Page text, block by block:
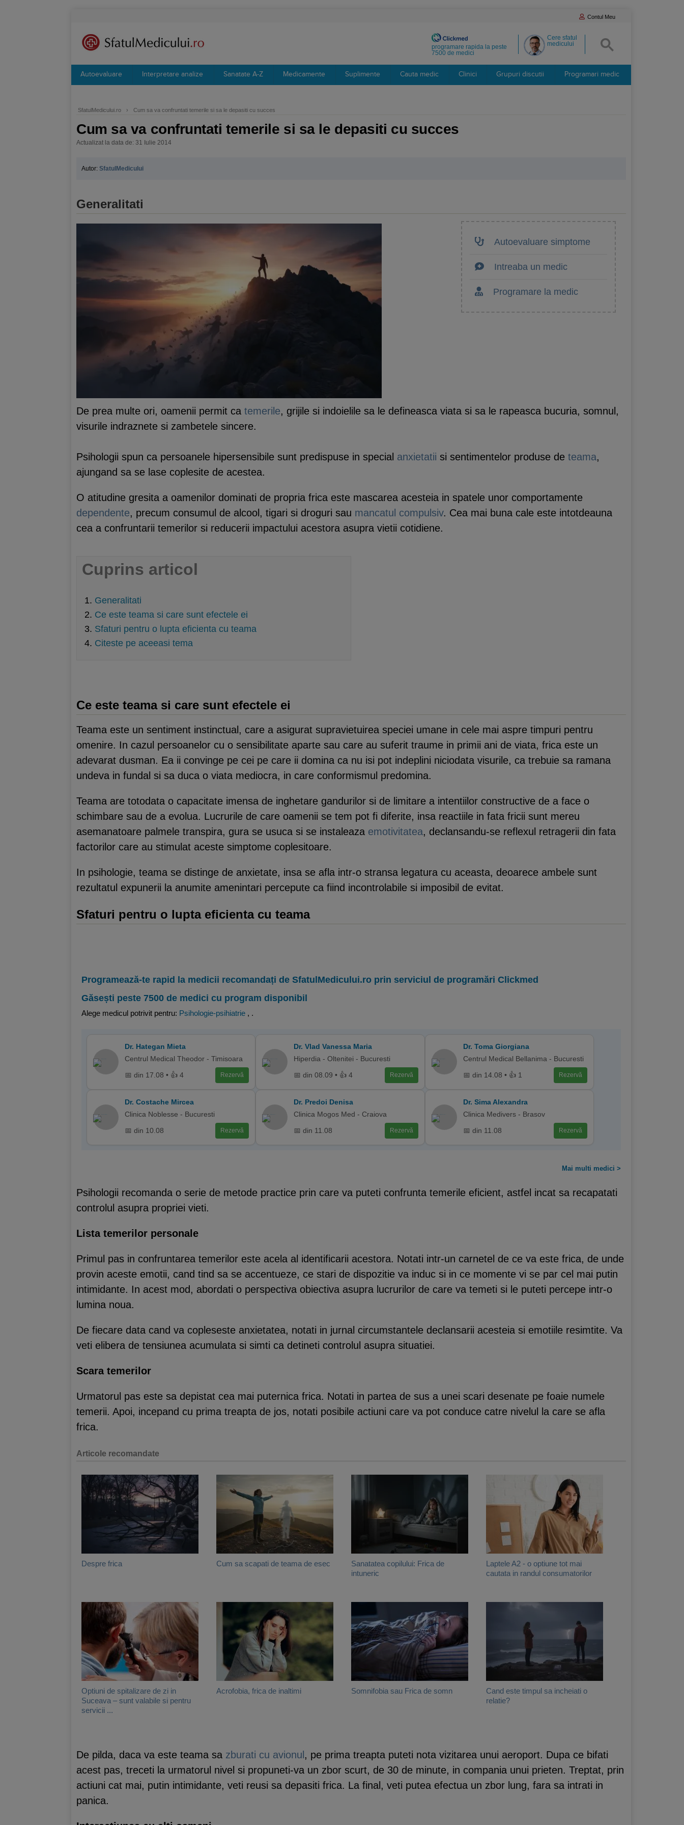
Contul Meu
Cere sfatul
medicului
programare rapida la peste
7500 de medici
Autoevaluare Interpretare analize Sanatate A-Z Medicamente Suplimente Cauta medic Clinici Grupuri discutii Programari medic
SfatulMedicului.ro › Cum sa va confruntati temerile si sa le depasiti cu succes
Cum sa va confruntati temerile si sa le depasiti cu succes
Actualizat la data de: 31 Iulie 2014
Autor: SfatulMedicului
Generalitati
Autoevaluare simptome
Intreaba un medic
Programare la medic
De prea multe ori, oamenii permit ca temerile, grijile si indoielile sa le defineasca viata si sa le rapeasca bucuria, somnul,
visurile indraznete si zambetele sincere.
Psihologii spun ca persoanele hipersensibile sunt predispuse in special anxietatii si sentimentelor produse de teama,
ajungand sa se lase coplesite de acestea.
O atitudine gresita a oamenilor dominati de propria frica este mascarea acesteia in spatele unor comportamente
dependente, precum consumul de alcool, tigari si droguri sau mancatul compulsiv. Cea mai buna cale este intotdeauna
cea a confruntarii temerilor si reducerii impactului acestora asupra vietii cotidiene.
Cuprins articol
Generalitati
Ce este teama si care sunt efectele ei
Sfaturi pentru o lupta eficienta cu teama
Citeste pe aceeasi tema
Ce este teama si care sunt efectele ei
Teama este un sentiment instinctual, care a asigurat supravietuirea speciei umane in cele mai aspre timpuri pentru
omenire. In cazul persoanelor cu o sensibilitate aparte sau care au suferit traume in primii ani de viata, frica este un
adevarat dusman. Ea ii convinge pe cei pe care ii domina ca nu isi pot indeplini niciodata visurile, ca trebuie sa ramana
undeva in fundal si sa duca o viata mediocra, in care conformismul predomina.
Teama are totodata o capacitate imensa de inghetare gandurilor si de limitare a intentiilor constructive de a face o
schimbare sau de a evolua. Lucrurile de care oamenii se tem pot fi diferite, insa reactiile in fata fricii sunt mereu
asemanatoare palmele transpira, gura se usuca si se instaleaza emotivitatea, declansandu-se reflexul retragerii din fata
factorilor care au stimulat aceste simptome coplesitoare.
In psihologie, teama se distinge de anxietate, insa se afla intr-o stransa legatura cu aceasta, deoarece ambele sunt
rezultatul expunerii la anumite amenintari percepute ca fiind incontrolabile si imposibil de evitat.
Sfaturi pentru o lupta eficienta cu teama
Programează-te rapid la medicii recomandați de SfatulMedicului.ro prin serviciul de programări Clickmed
Găsești peste 7500 de medici cu program disponibil
Alege medicul potrivit pentru: Psihologie-psihiatrie , .
Dr. Hategan Mieta
Centrul Medical Theodor - Timisoara
📅 din 17.08 • 👍 4 Rezervă
Dr. Vlad Vanessa Maria
Hiperdia - Oltenitei - Bucuresti
📅 din 08.09 • 👍 4 Rezervă
Dr. Toma Giorgiana
Centrul Medical Bellanima - Bucuresti
📅 din 14.08 • 👍 1 Rezervă
Dr. Costache Mircea
Clinica Noblesse - Bucuresti
📅 din 10.08 Rezervă
Dr. Predoi Denisa
Clinica Mogos Med - Craiova
📅 din 11.08 Rezervă
Dr. Sima Alexandra
Clinica Medivers - Brasov
📅 din 11.08 Rezervă
Mai multi medici >
Psihologii recomanda o serie de metode practice prin care va puteti confrunta temerile eficient, astfel incat sa recapatati
controlul asupra propriei vieti.
Lista temerilor personale
Primul pas in confruntarea temerilor este acela al identificarii acestora. Notati intr-un carnetel de ce va este frica, de unde
provin aceste emotii, cand tind sa se accentueze, ce stari de dispozitie va induc si in ce momente vi se par cel mai putin
intimidante. In acest mod, abordati o perspectiva obiectiva asupra lucrurilor de care va temeti si le puteti percepe intr-o
lumina noua.
De fiecare data cand va copleseste anxietatea, notati in jurnal circumstantele declansarii acesteia si emotiile resimtite. Va
veti elibera de tensiunea acumulata si simti ca detineti controlul asupra situatiei.
Scara temerilor
Urmatorul pas este sa depistat cea mai puternica frica. Notati in partea de sus a unei scari desenate pe foaie numele
temerii. Apoi, incepand cu prima treapta de jos, notati posibile actiuni care va pot conduce catre nivelul la care se afla
frica.
Articole recomandate
Despre frica Cum sa scapati de teama de esec
Sanatatea copilului: Frica de
intuneric
Laptele A2 - o optiune tot mai
cautata in randul consumatorilor
Optiuni de spitalizare de zi in
Suceava – sunt valabile si pentru
servicii ...
Acrofobia, frica de inaltimi Somnifobia sau Frica de somn
Cand este timpul sa incheiati o
relatie?
De pilda, daca va este teama sa zburati cu avionul, pe prima treapta puteti nota vizitarea unui aeroport. Dupa ce bifati
acest pas, treceti la urmatorul nivel si propuneti-va un zbor scurt, de 30 de minute, in compania unui prieten. Treptat, prin
actiuni cat mai, putin intimidante, veti reusi sa depasiti frica. La final, veti putea efectua un zbor lung, fara sa intrati in
panica.